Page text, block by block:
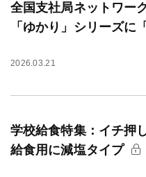
全国支社局ネットワー
「ゆかり」シリーズに
2026.03.21
学校給食特集：イチ押
給食用に減塩タイプ